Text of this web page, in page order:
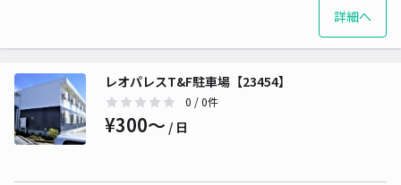
詳細へ
レオパレスT&F駐車場【23454】
0 / 0件
¥300〜 / 日